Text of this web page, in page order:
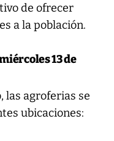
de ofrecer
a la población.
13 de
las agroferias se
ubicaciones: